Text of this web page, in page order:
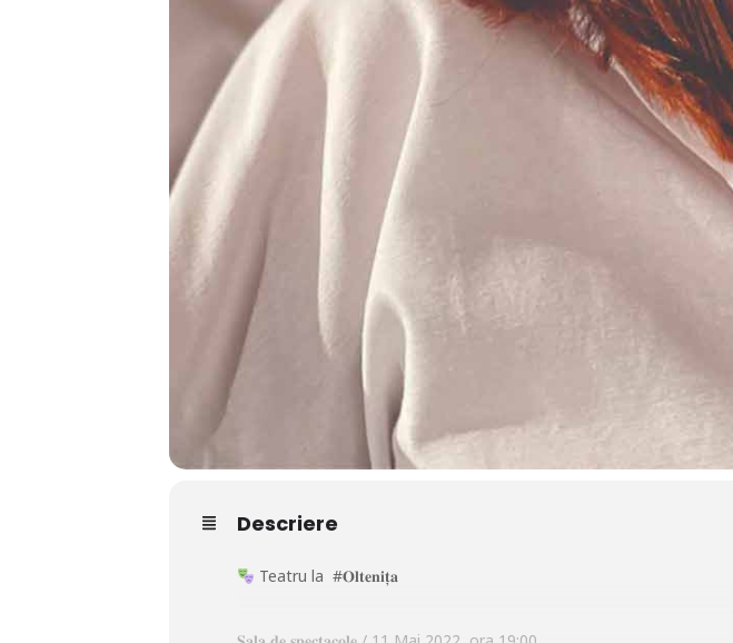
Descriere
Teatru la #𝐎𝐥𝐭𝐞𝐧𝐢𝐭̦𝐚